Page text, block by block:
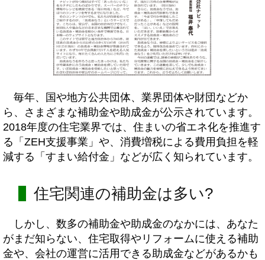
毎年、国や地方公共団体、業界団体や財団などか
ら、さまざまな補助金や助成金が公示されています。
2018年度の住宅業界では、住まいの省エネ化を推進す
る「ZEH支援事業」や、消費増税による費用負担を軽
減する「すまい給付金」などが広く知られています。
住宅関連の補助金は多い?
しかし、数多の補助金や助成金のなかには、あなた
がまだ知らない、住宅取得やリフォームに使える補助
金や、会社の運営に活用できる助成金などがあるかも